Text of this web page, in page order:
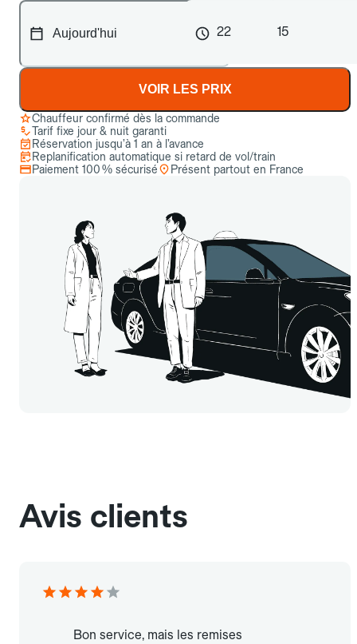
22 15
VOIR LES PRIX
Chauffeur confirmé dès la commande
Tarif fixe jour & nuit garanti
Réservation jusqu’à 1 an à l’avance
Replanification automatique si retard de vol/train
Paiement 100 % sécurisé
Présent partout en France
Avis clients
Bon service, mais les remises